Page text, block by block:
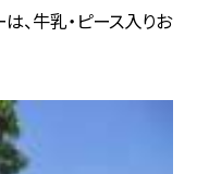
、牛乳・ピース入りお